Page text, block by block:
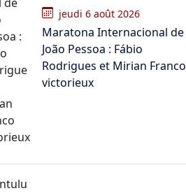
jeudi 6 août 2026
Maratona Internacional de
João Pessoa : Fábio
Rodrigues et Mirian Franco
victorieux